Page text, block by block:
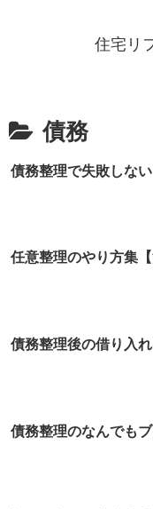
住宅リ
債務
債務整理で失敗しない
任意整理のやり方集【
債務整理後の借り入れ
債務整理のなんでもブ